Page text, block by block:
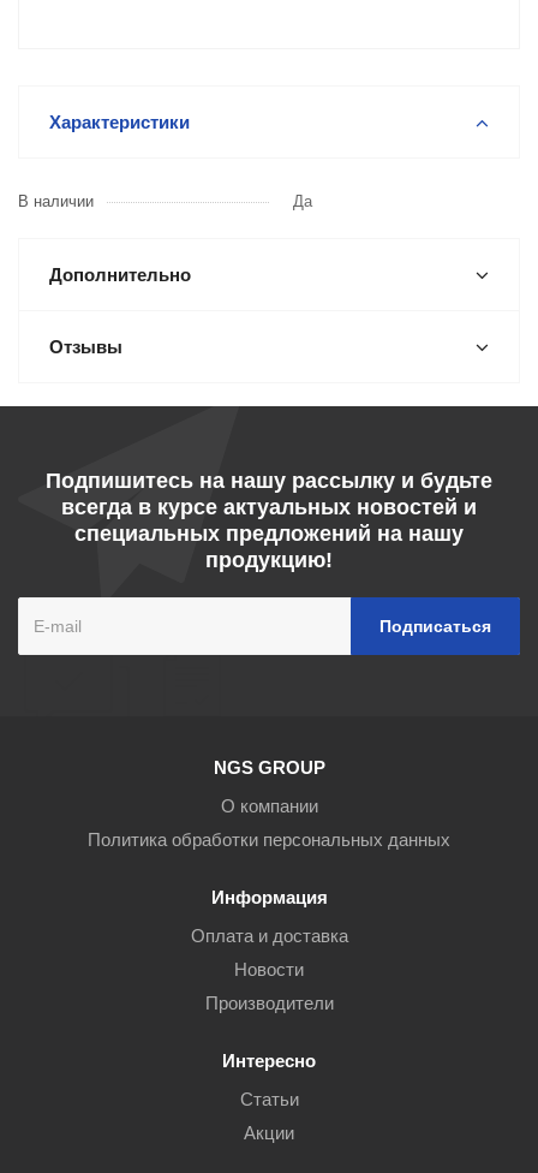
Характеристики
В наличии Да
Дополнительно
Отзывы
Подпишитесь на нашу рассылку и будьте
всегда в курсе актуальных новостей и
специальных предложений на нашу
продукцию!
NGS GROUP
О компании
Политика обработки персональных данных
Информация
Оплата и доставка
Новости
Производители
Интересно
Статьи
Акции